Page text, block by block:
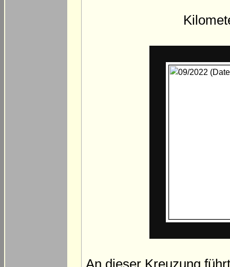
An dieser Kreuzung